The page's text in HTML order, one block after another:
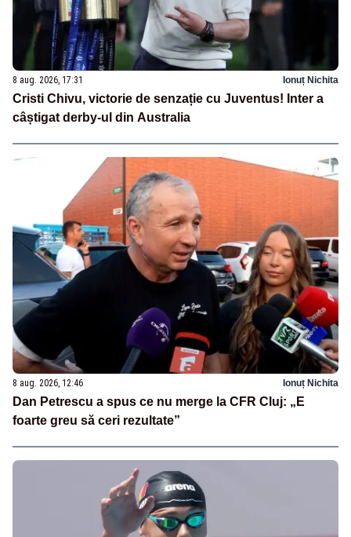
8 aug. 2026, 17:31 Ionuț Nichita
Cristi Chivu, victorie de senzație cu Juventus! Inter a
câștigat derby-ul din Australia
8 aug. 2026, 12:46 Ionuț Nichita
Dan Petrescu a spus ce nu merge la CFR Cluj: „E
foarte greu să ceri rezultate”